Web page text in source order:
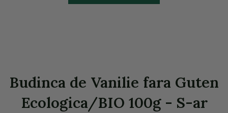
Budinca de Vanilie fara Guten
Ecologica/BIO 100g - S-ar